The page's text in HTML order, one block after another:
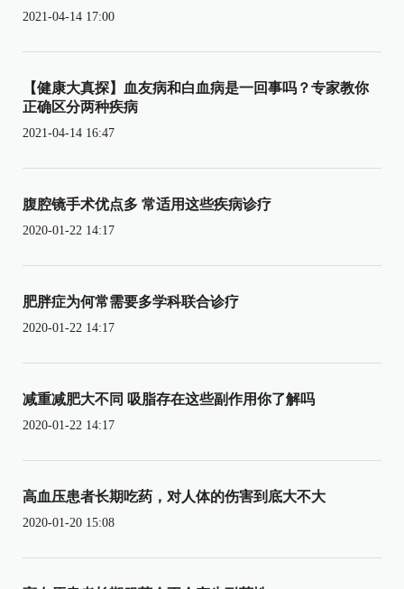
2021-04-14 17:00
【健康大真探】血友病和白血病是一回事吗？专家教你
正确区分两种疾病
2021-04-14 16:47
腹腔镜手术优点多 常适用这些疾病诊疗
2020-01-22 14:17
肥胖症为何常需要多学科联合诊疗
2020-01-22 14:17
减重减肥大不同 吸脂存在这些副作用你了解吗
2020-01-22 14:17
高血压患者长期吃药，对人体的伤害到底大不大
2020-01-20 15:08